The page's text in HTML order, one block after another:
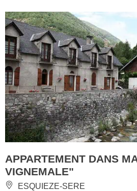
APPARTEMENT DANS
VIGNEMALE"
ESQUIEZE-SERE